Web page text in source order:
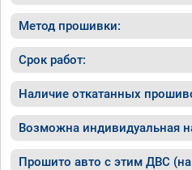
Метод прошивки:
Срок работ:
Наличие откатанных
Возможна индивидуальная
Прошито авто с этим ДВС